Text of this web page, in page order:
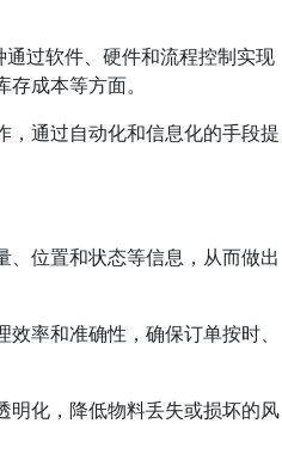
过软件、硬件和流程控制实现
成本等方面。
，通过自动化和信息化的手段提
、位置和状态等信息，从而做出
率和准确性，确保订单按时、
明化，降低物料丢失或损坏的风